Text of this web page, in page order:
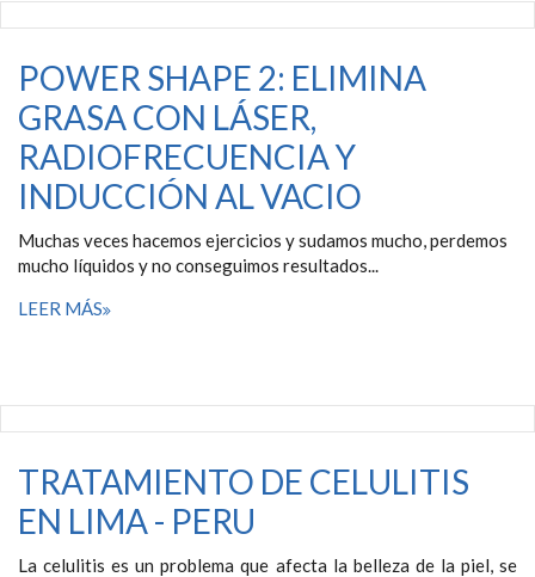
POWER SHAPE 2: ELIMINA
GRASA CON LÁSER,
RADIOFRECUENCIA Y
INDUCCIÓN AL VACIO
Muchas veces hacemos ejercicios y sudamos mucho, perdemos
mucho líquidos y no conseguimos resultados...
LEER MÁS
TRATAMIENTO DE CELULITIS
EN LIMA - PERU
La celulitis es un problema que afecta la belleza de la piel, se